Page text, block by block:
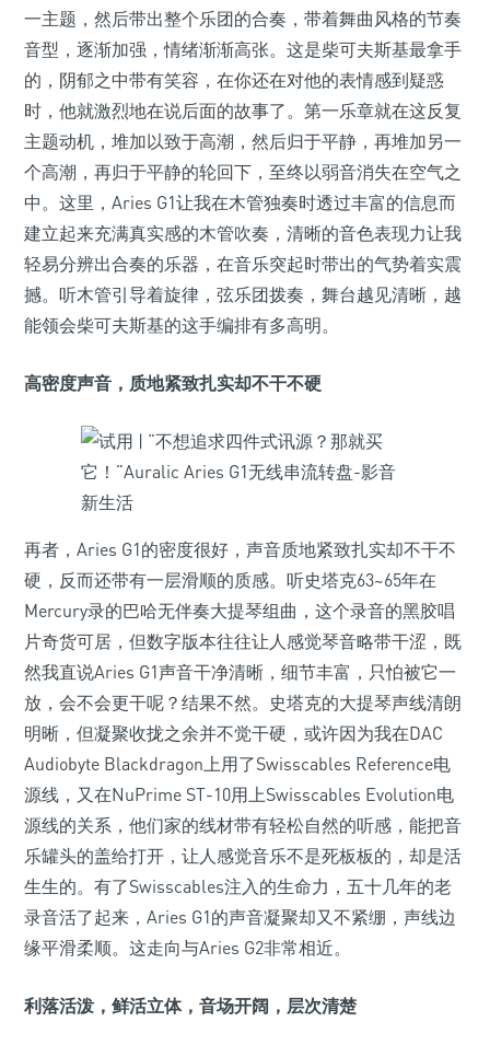
一主题，然后带出整个乐团的合奏，带着舞曲风格的节奏
音型，逐渐加强，情绪渐渐高张。这是柴可夫斯基最拿手
的，阴郁之中带有笑容，在你还在对他的表情感到疑惑
时，他就激烈地在说后面的故事了。第一乐章就在这反复
主题动机，堆加以致于高潮，然后归于平静，再堆加另一
个高潮，再归于平静的轮回下，至终以弱音消失在空气之
中。这里，Aries G1让我在木管独奏时透过丰富的信息而
建立起来充满真实感的木管吹奏，清晰的音色表现力让我
轻易分辨出合奏的乐器，在音乐突起时带出的气势着实震
撼。听木管引导着旋律，弦乐团拨奏，舞台越见清晰，越
能领会柴可夫斯基的这手编排有多高明。
高密度声音，质地紧致扎实却不干不硬
再者，Aries G1的密度很好，声音质地紧致扎实却不干不
硬，反而还带有一层滑顺的质感。听史塔克63~65年在
Mercury录的巴哈无伴奏大提琴组曲，这个录音的黑胶唱
片奇货可居，但数字版本往往让人感觉琴音略带干涩，既
然我直说Aries G1声音干净清晰，细节丰富，只怕被它一
放，会不会更干呢？结果不然。史塔克的大提琴声线清朗
明晰，但凝聚收拢之余并不觉干硬，或许因为我在DAC
Audiobyte Blackdragon上用了Swisscables Reference电
源线，又在NuPrime ST-10用上Swisscables Evolution电
源线的关系，他们家的线材带有轻松自然的听感，能把音
乐罐头的盖给打开，让人感觉音乐不是死板板的，却是活
生生的。有了Swisscables注入的生命力，五十几年的老
录音活了起来，Aries G1的声音凝聚却又不紧绷，声线边
缘平滑柔顺。这走向与Aries G2非常相近。
利落活泼，鲜活立体，音场开阔，层次清楚